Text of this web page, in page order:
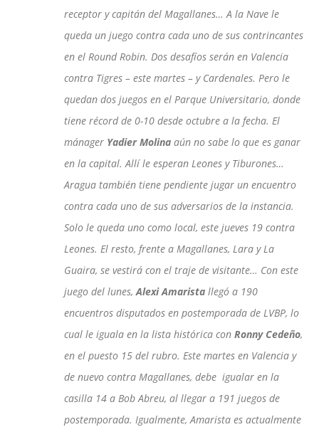
receptor y capitán del Magallanes… A la Nave le
queda un juego contra cada uno de sus contrincantes
en el Round Robin. Dos desafíos serán en Valencia
contra Tigres – este martes – y Cardenales. Pero le
quedan dos juegos en el Parque Universitario, donde
tiene récord de 0-10 desde octubre a la fecha. El
mánager Yadier Molina aún no sabe lo que es ganar
en la capital. Allí le esperan Leones y Tiburones…
Aragua también tiene pendiente jugar un encuentro
contra cada uno de sus adversarios de la instancia.
Solo le queda uno como local, este jueves 19 contra
Leones. El resto, frente a Magallanes, Lara y La
Guaira, se vestirá con el traje de visitante… Con este
juego del lunes, Alexi Amarista llegó a 190
encuentros disputados en postemporada de LVBP, lo
cual le iguala en la lista histórica con Ronny Cedeño,
en el puesto 15 del rubro. Este martes en Valencia y
de nuevo contra Magallanes, debe igualar en la
casilla 14 a Bob Abreu, al llegar a 191 juegos de
postemporada. Igualmente, Amarista es actualmente